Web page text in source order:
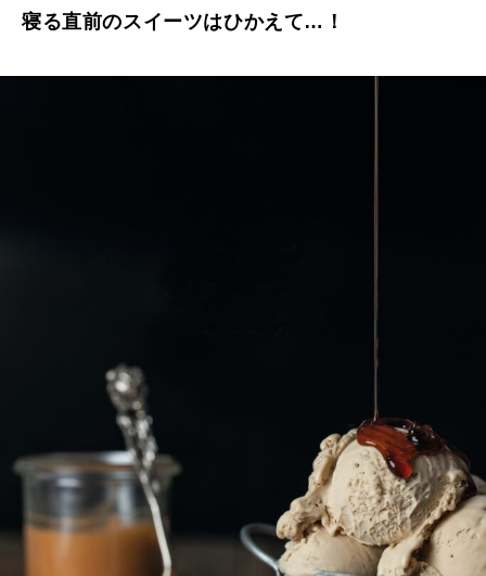
寝る直前のスイーツはひかえて…！